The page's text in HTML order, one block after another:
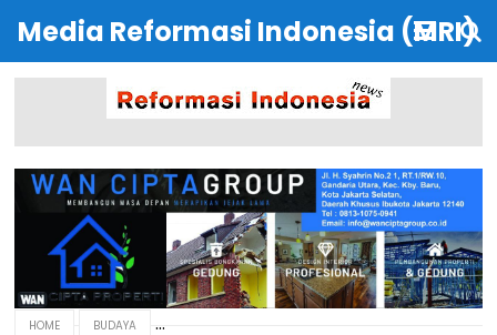
Media Reformasi Indonesia (MRI)
HOME BUDAYA